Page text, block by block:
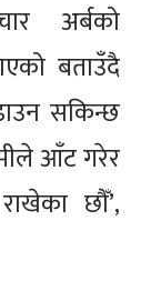
अर्बको
बताउँदै
सकिन्छ
आँट गरेर
छौँ’,